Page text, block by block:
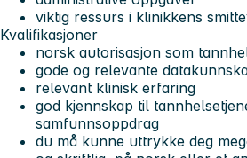
viktig ressurs i klinikkens
Kvalifikasjoner
norsk autorisasjon som
gode og relevante
relevant klinisk erfaring
god kjennskap til
samfunnsoppdrag
du må kunne uttrykke deg